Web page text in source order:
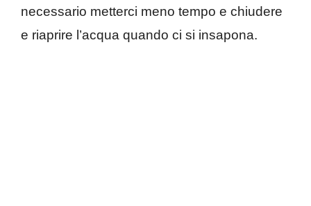
necessario metterci meno tempo e chiudere
e riaprire l’acqua quando ci si insapona.